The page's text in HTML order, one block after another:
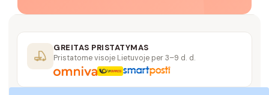
GREITAS PRISTATYMAS
Pristatome visoje Lietuvoje per 3–9 d. d.